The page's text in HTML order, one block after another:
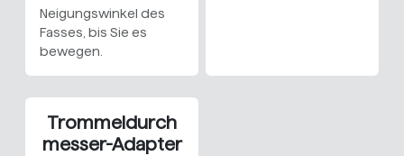
Neigungswinkel des
Fasses, bis Sie es
bewegen.
Trommeldurch
messer-Adapter